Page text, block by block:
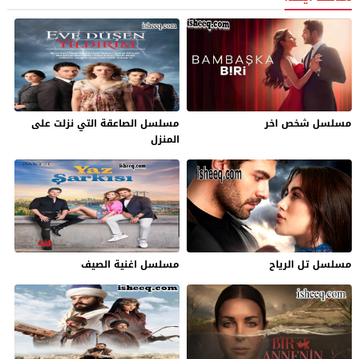
مسلسل شخص اخر
مسلسل الصاعقة التي نزلت على
المنزل
مسلسل تل الرياح مسلسل اغنية الصيف